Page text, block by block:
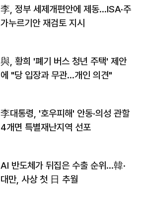
李, 정부 세제개편안에 제동…ISA·주
가누르기안 재검토 지시
與, 황희 '폐기 버스 청년 주택' 제안
에 "당 입장과 무관…개인 의견"
李대통령, '호우피해' 안동·의성 관할
4개면 특별재난지역 선포
AI 반도체가 뒤집은 수출 순위…韓·
대만, 사상 첫 日 추월